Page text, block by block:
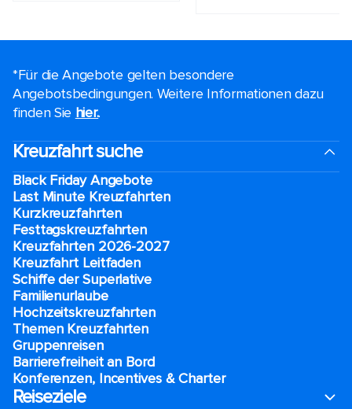
*Für die Angebote gelten besondere
Angebotsbedingungen. Weitere Informationen dazu
finden Sie hier..
Kreuzfahrt suche
Black Friday Angebote
Last Minute Kreuzfahrten
Kurzkreuzfahrten​
Festtagskreuzfahrten​
Kreuzfahrten 2026-2027
Kreuzfahrt Leitfaden
Schiffe der Superlative
Familienurlaube​
Hochzeitskreuzfahrten
Themen Kreuzfahrten
Gruppenreisen
Barrierefreiheit an Bord​
Konferenzen, Incentives & Charter
Reiseziele